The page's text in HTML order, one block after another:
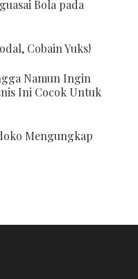
Bola pada
Cobain Yuks!
Namun Ingin
Ini Cocok Untuk
Mengungkap